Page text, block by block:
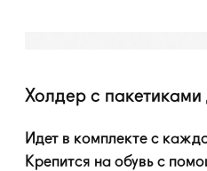
Холдер с пакетиками
Идет в комплекте с
Крепится на обувь с